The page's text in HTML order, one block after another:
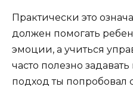
Практически это
должен помогать
эмоции, а учиться
часто полезно
подход ты попробовал